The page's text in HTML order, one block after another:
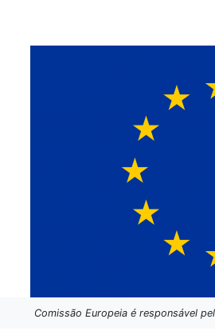
Comissão Europeia é responsável